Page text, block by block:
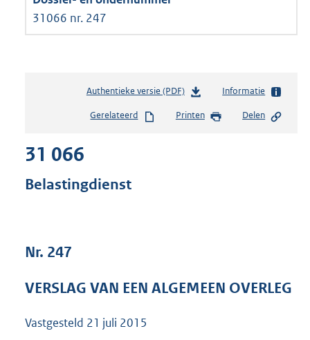
31066 nr. 247
Authentieke versie (PDF)b
s
e
Informatie
Gerelateerd Printen Delen
31 066
Belastingdienst
Nr. 247
VERSLAG VAN EEN ALGEMEEN OVERLEG
Vastgesteld 21 juli 2015